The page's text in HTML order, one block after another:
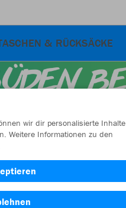
& RÜCKSÄCKE
wir dir personalisierte Inhalte
Weitere Informationen zu den